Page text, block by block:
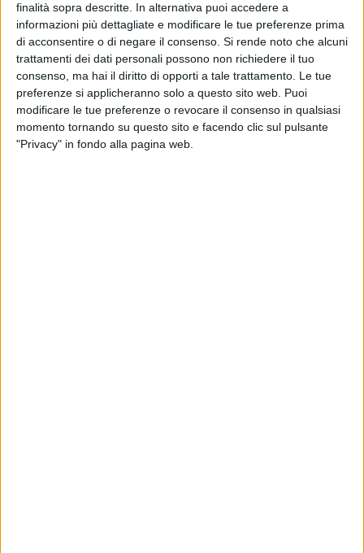
finalità sopra descritte. In alternativa puoi accedere a
informazioni più dettagliate e modificare le tue preferenze prima
di acconsentire o di negare il consenso. Si rende noto che alcuni
trattamenti dei dati personali possono non richiedere il tuo
consenso, ma hai il diritto di opporti a tale trattamento. Le tue
preferenze si applicheranno solo a questo sito web. Puoi
modificare le tue preferenze o revocare il consenso in qualsiasi
momento tornando su questo sito e facendo clic sul pulsante
"Privacy" in fondo alla pagina web.
Per il trasporto ferroviario ed il trasporto pubblico locale lo
sciopero si articolerà dalle 9.00 alle 13.00 di domani, nel
rispetto delle fasce di garanzia. Saranno in ogni caso
assicurati tutti i servizi dalle ore 5.30 alle ore 8.30 e dalle ore
12.30 alle ore 15.30. Ulteriori info e orari sul sito
www.ferrovieappulolucane.it, sulla pagina Facebook
aziendale e contattando il numero verde 800.050.500.